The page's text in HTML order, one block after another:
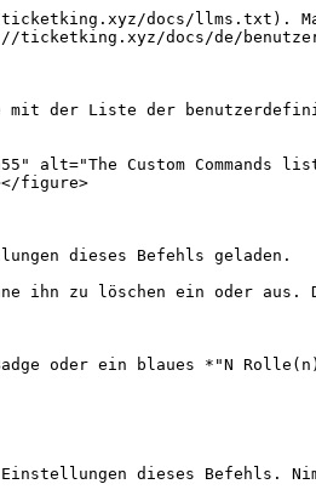
docs/llms.txt).
ticketking.xyz/docs/de/
mit der Liste der
alt="The Custom
figure>
dieses Befehls geladen.
ihn zu löschen ein oder
oder ein blaues *"N
dieses Befehls.